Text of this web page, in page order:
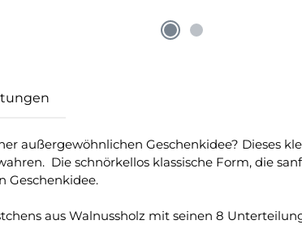
außergewöhnlichen Geschenkidee? Dieses
Die schnörkellos klassische Form, die
Geschenkidee.
aus Walnussholz mit seinen 8